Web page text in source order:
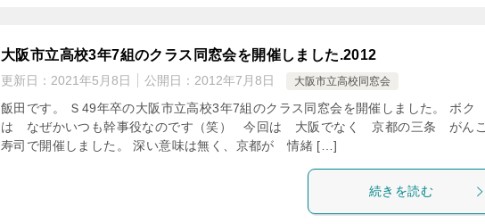
大阪市立高校3年7組のクラス同窓会を開催しました.2012
更新日： 2021年5月8日 公開日： 2012年7月8日 大阪市立高校同窓会
飯田です。 Ｓ49年卒の大阪市立高校3年7組のクラス同窓会を開催しました。 ボク
は なぜかいつも幹事役なのです（笑） 今回は 大阪でなく 京都の三条 がんこ
寿司で開催しました。 深い意味は無く、京都が 情緒 […]
続きを読む